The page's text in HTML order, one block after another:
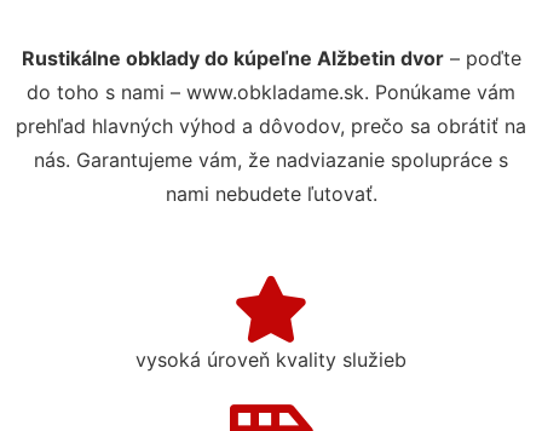
Rustikálne obklady do kúpeľne Alžbetin dvor– poďte
do toho s nami – www.obkladame.sk. Ponúkame vám
prehľad hlavných výhod a dôvodov, prečo sa obrátiť na
nás. Garantujeme vám, že nadviazanie spolupráce s
nami nebudete ľutovať.
vysoká úroveň kvality služieb